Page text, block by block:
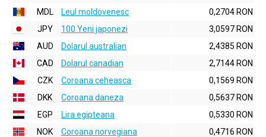
MDL
Leul moldovenesc
0,2704 RON
JPY
100 Yeni japonezi
3,0597 RON
AUD
Dolarul australian
2,4385 RON
CAD
Dolarul canadian
2,7144 RON
CZK
Coroana ceheasca
0,1569 RON
DKK
Coroana daneza
0,5637 RON
EGP
Lira egipteana
0,5330 RON
NOK
Coroana norvegiana
0,4716 RON